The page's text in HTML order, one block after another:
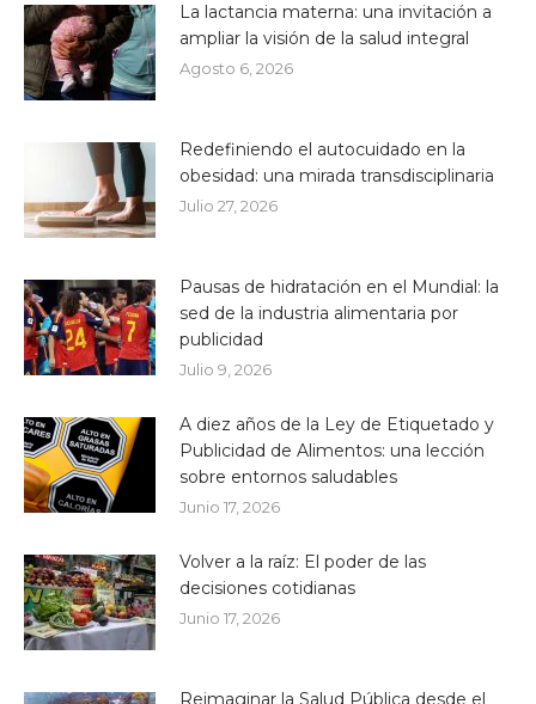
La lactancia materna: una invitación a
ampliar la visión de la salud integral
Agosto 6, 2026
Redefiniendo el autocuidado en la
obesidad: una mirada transdisciplinaria
Julio 27, 2026
Pausas de hidratación en el Mundial: la
sed de la industria alimentaria por
publicidad
Julio 9, 2026
A diez años de la Ley de Etiquetado y
Publicidad de Alimentos: una lección
sobre entornos saludables
Junio 17, 2026
Volver a la raíz: El poder de las
decisiones cotidianas
Junio 17, 2026
Reimaginar la Salud Pública desde el